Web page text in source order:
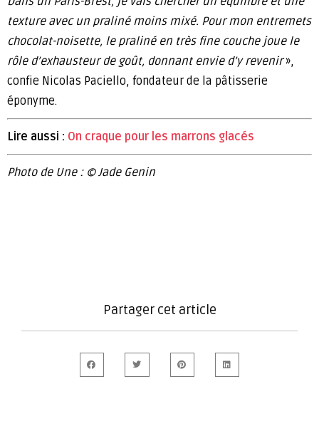
texture avec un praliné moins mixé. Pour mon entremets
chocolat-noisette, le praliné en très fine couche joue le
rôle d’exhausteur de goût, donnant envie d’y revenir»,
confie Nicolas Paciello, fondateur de la pâtisserie
éponyme.
Lire aussi : On craque pour les marrons glacés
Photo de Une : © Jade Genin
Partager cet article